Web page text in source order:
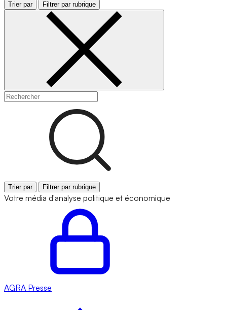
Trier par Filtrer par rubrique
Trier par Filtrer par rubrique
Votre média d'analyse politique et économique
AGRA Presse